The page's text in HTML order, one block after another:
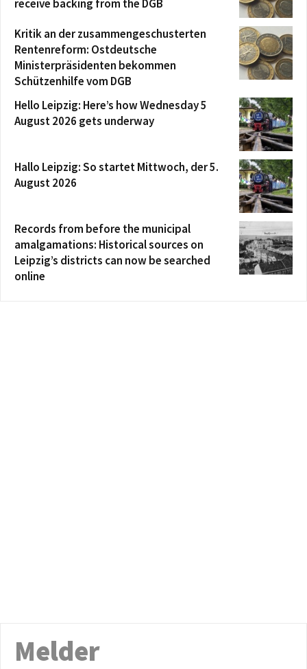
receive backing from the DGB
Kritik an der zusammengeschusterten
Rentenreform: Ostdeutsche
Ministerpräsidenten bekommen
Schützenhilfe vom DGB
Hello Leipzig: Here’s how Wednesday 5
August 2026 gets underway
Hallo Leipzig: So startet Mittwoch, der 5.
August 2026
Records from before the municipal
amalgamations: Historical sources on
Leipzig’s districts can now be searched
online
Melder